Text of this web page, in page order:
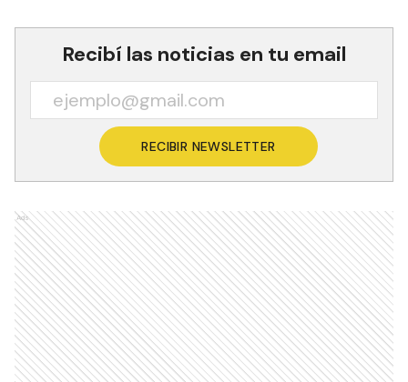
Recibí las noticias en tu email
RECIBIR NEWSLETTER
Ads